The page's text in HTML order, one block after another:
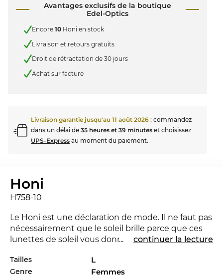
Avantages exclusifs de la boutique
Edel-Optics
Encore 10 Honi en stock
Livraison et retours gratuits
Droit de rétractation de 30 jours
Achat sur facture
Livraison garantie jusqu'au 11 août 2026 : commandez
dans un délai de 35 heures et 39 minutes et choisissez
UPS-Express au moment du paiement.
Honi
H758-10
Le Honi est une déclaration de mode. Il ne faut pas
nécessairement que le soleil brille parce que ces
lunettes de soleil vous donne une sensation que la
Jimtu peux montrer que tu es pionnière. Pour la
saison courant la marque se distingue avec sa
... continuer la lecture
Tailles L
Genre Femmes